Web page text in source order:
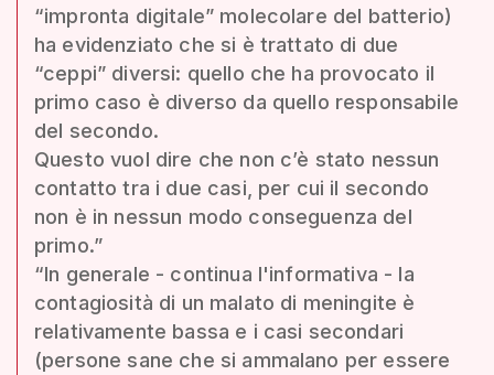
“impronta digitale” molecolare del batterio)
ha evidenziato che si è trattato di due
“ceppi” diversi: quello che ha provocato il
primo caso è diverso da quello responsabile
del secondo.
Questo vuol dire che non c’è stato nessun
contatto tra i due casi, per cui il secondo
non è in nessun modo conseguenza del
primo.”
“In generale - continua l'informativa - la
contagiosità di un malato di meningite è
relativamente bassa e i casi secondari
(persone sane che si ammalano per essere